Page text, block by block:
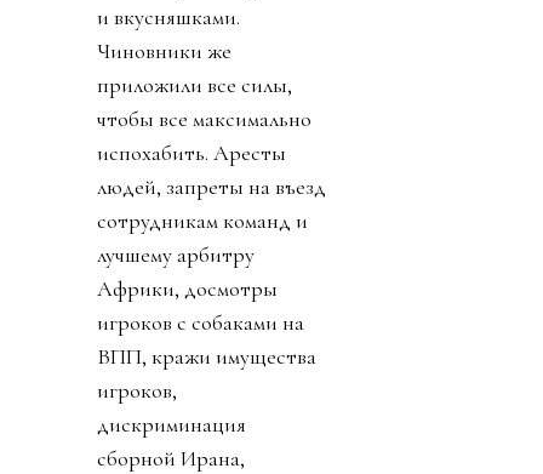
и вкусняшками.
Чиновники же
приложили все силы,
чтобы все максимально
испохабить. Аресты
людей, запреты на въезд
сотрудникам команд и
лучшему арбитру
Африки, досмотры
игроков с собаками на
ВПП, кражи имущества
игроков,
дискриминация
сборной Ирана,